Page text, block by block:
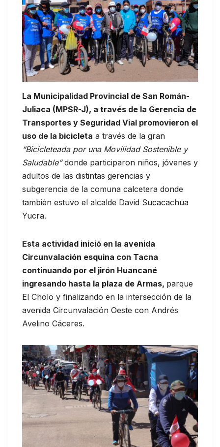
La Municipalidad Provincial de San Román-
Juliaca (MPSR-J), a través de la Gerencia de
Transportes y Seguridad Vial promovieron el
uso de la bicicleta a través de la gran
“Bicicleteada por una Movilidad Sostenible y
Saludable”donde participaron niños, jóvenes y
adultos de las distintas gerencias y
subgerencia de la comuna calcetera donde
también estuvo el alcalde David Sucacachua
Yucra.
Esta actividad inició en la avenida
Circunvalación esquina con Tacna
continuando por el jirón Huancané
ingresando hasta la plaza de Armas, parque
El Cholo y finalizando en la intersección de la
avenida Circunvalación Oeste con Andrés
Avelino Cáceres.